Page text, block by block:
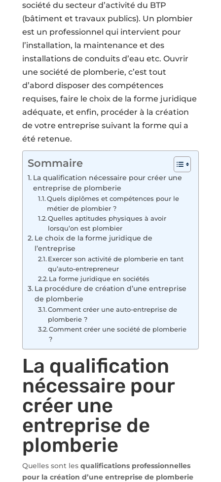
société du secteur d’activité du BTP
(bâtiment et travaux publics). Un plombier
est un professionnel qui intervient pour
l’installation, la maintenance et des
installations de conduits d’eau etc. Ouvrir
une société de plomberie, c’est tout
d’abord disposer des compétences
requises, faire le choix de la forme juridique
adéquate, et enfin, procéder à la création
de votre entreprise suivant la forme qui a
été retenue.
Sommaire
La qualification nécessaire pour créer une
entreprise de plomberie
Quels diplômes et compétences pour le
métier de plombier ?
Quelles aptitudes physiques à avoir
lorsqu’on est plombier
Le choix de la forme juridique de
l’entreprise
Exercer son activité de plomberie en tant
qu’auto-entrepreneur
La forme juridique en sociétés
La procédure de création d’une entreprise
de plomberie
Comment créer une auto-entreprise de
plomberie ?
Comment créer une société de plomberie
?
La qualification
nécessaire pour
créer une
entreprise de
plomberie
Quelles sont les qualifications professionnelles
pour la création d’une entreprise de plomberie